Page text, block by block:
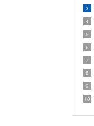
3
4
5
6
7
8
9
10